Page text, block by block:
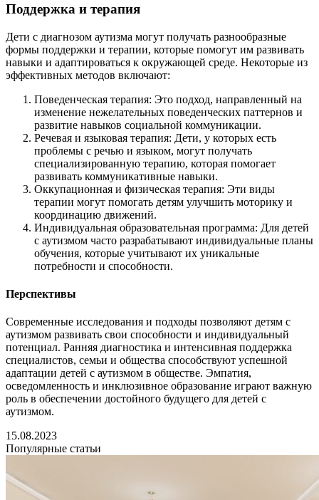
Поддержка и терапия
Дети с диагнозом аутизма могут получать разнообразные
формы поддержки и терапии, которые помогут им развивать
навыки и адаптироваться к окружающей среде. Некоторые из
эффективных методов включают:
Поведенческая терапия: Это подход, направленный на
изменение нежелательных поведенческих паттернов и
развитие навыков социальной коммуникации.
Речевая и языковая терапия: Дети, у которых есть
проблемы с речью и языком, могут получать
специализированную терапию, которая помогает
развивать коммуникативные навыки.
Оккупационная и физическая терапия: Эти виды
терапии могут помогать детям улучшить моторику и
координацию движений.
Индивидуальная образовательная программа: Для детей
с аутизмом часто разрабатывают индивидуальные планы
обучения, которые учитывают их уникальные
потребности и способности.
Перспективы
Современные исследования и подходы позволяют детям с
аутизмом развивать свои способности и индивидуальный
потенциал. Ранняя диагностика и интенсивная поддержка
специалистов, семьи и общества способствуют успешной
адаптации детей с аутизмом в обществе. Эмпатия,
осведомленность и инклюзивное образование играют важную
роль в обеспечении достойного будущего для детей с
аутизмом.
15.08.2023
Популярные статьи